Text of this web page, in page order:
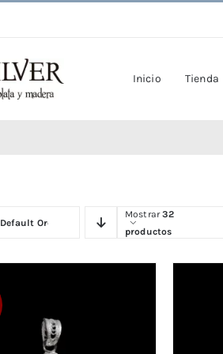
Inicio Tienda
Default Order
Mostrar32
productos